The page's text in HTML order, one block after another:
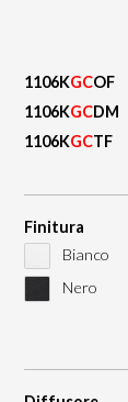
1106KGCOF
1106KGCDM
1106KGCTF
Finitura
Bianco
Nero